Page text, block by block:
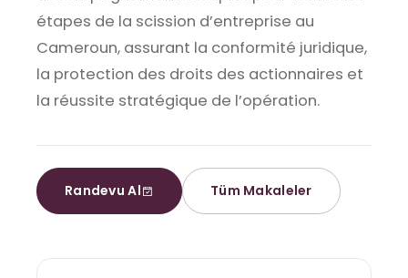
étapes de la scission d’entreprise au
Cameroun, assurant la conformité juridique,
la protection des droits des actionnaires et
la réussite stratégique de l’opération.
Randevu Al Tüm Makaleler